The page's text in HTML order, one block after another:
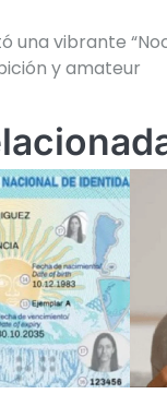
una vibrante
y amateur